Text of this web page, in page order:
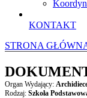
KONTAKT
STRONA
Organ Wydający:
Rodzaj: Szkoła